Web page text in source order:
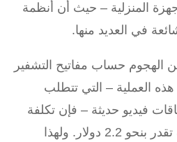
المنزلية – حيث أن أنظمة
حساب مفاتيح التشفير
العملية – التي تتطلب
فيديو حديثة – فإن تكلفة
إنشاء مفتاح لضحية واحدة تقدر بنحو 2.2 دولار. ولهذا